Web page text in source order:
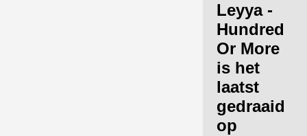
Leyya -
Hundred
Or More
is het
laatst
gedraaid
op